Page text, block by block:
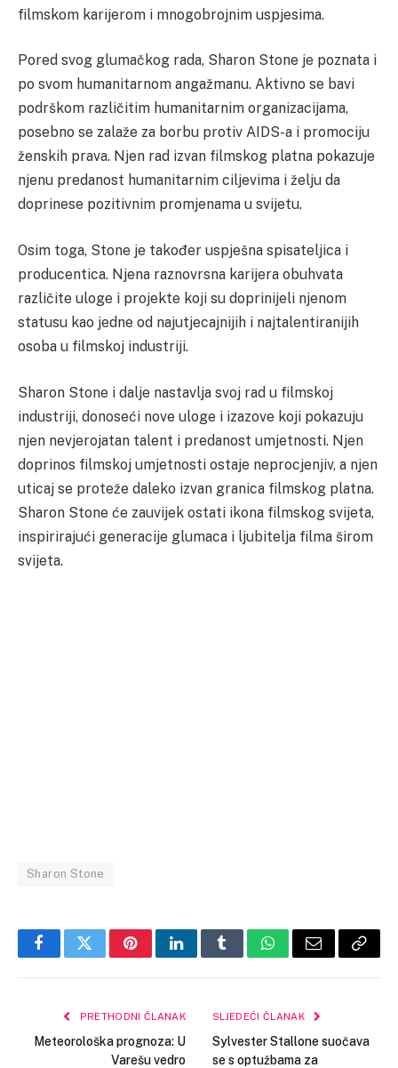
filmskom karijerom i mnogobrojnim uspjesima.
Pored svog glumačkog rada, Sharon Stone je poznata i
po svom humanitarnom angažmanu. Aktivno se bavi
podrškom različitim humanitarnim organizacijama,
posebno se zalaže za borbu protiv AIDS-a i promociju
ženskih prava. Njen rad izvan filmskog platna pokazuje
njenu predanost humanitarnim ciljevima i želju da
doprinese pozitivnim promjenama u svijetu.
Osim toga, Stone je također uspješna spisateljica i
producentica. Njena raznovrsna karijera obuhvata
različite uloge i projekte koji su doprinijeli njenom
statusu kao jedne od najutjecajnijih i najtalentiranijih
osoba u filmskoj industriji.
Sharon Stone i dalje nastavlja svoj rad u filmskoj
industriji, donoseći nove uloge i izazove koji pokazuju
njen nevjerojatan talent i predanost umjetnosti. Njen
doprinos filmskoj umjetnosti ostaje neprocjenjiv, a njen
uticaj se proteže daleko izvan granica filmskog platna.
Sharon Stone će zauvijek ostati ikona filmskog svijeta,
inspirirajući generacije glumaca i ljubitelja filma širom
svijeta.
Sharon Stone
FacebookTwitterPinterestLinkedInTumblrWhatsApp
Email Copy
PRETHODNI ČLANAK
Meteorološka prognoza: U
Varešu vedro
SLJEDEĆI ČLANAK
Sylvester Stallone suočava
se s optužbama za